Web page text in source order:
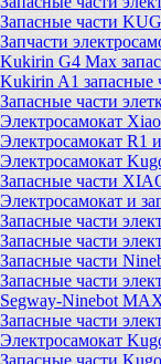
Запасные части
Запчасти
Kukirin G4 Max
Kukirin A1 запасные
Запасные части
Электросамокат
Электросамокат R1
Электросамокат
Запасные части
Электросамокат и
Запасные части
Запасные части
Запасные части
Запасные части
Segway-Ninebot
Запасные части
Электросамокат